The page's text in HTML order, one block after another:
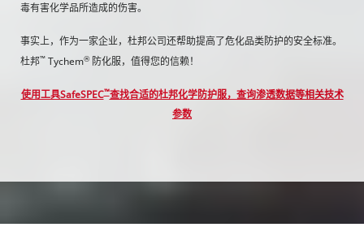
毒有害化学品所造成的伤害。
事实上，作为一家企业，杜邦公司还帮助提高了危化品类防护的安全标准。
杜邦™ Tychem® 防化服，值得您的信赖！
使用工具SafeSPEC™查找合适的杜邦化学防护服，查询渗透数据等相关技术
参数